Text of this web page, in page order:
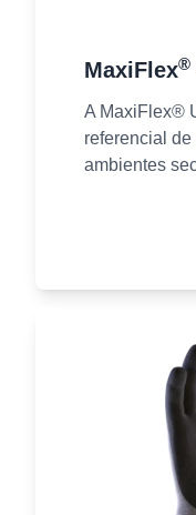
MaxiFlex®
A MaxiFlex®
referencial
ambientes